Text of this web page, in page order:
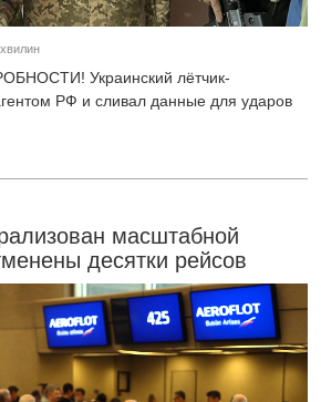
Украинский лётчик-
РФ и сливал данные для ударов
масштабной
десятки рейсов